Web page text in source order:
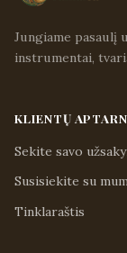
Jungiame pasaulį
instrumentai,
KLIENTŲ
Sekite savo
Susisiekite su
Tinklaraštis